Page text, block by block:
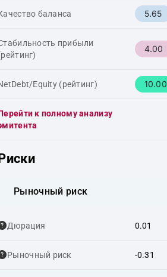
баланса 5.65
прибыли
4.00
Equity (рейтинг) 10.00
к полному анализу
Рыночный риск
Дюрация 0.01
Рыночный риск -0.31